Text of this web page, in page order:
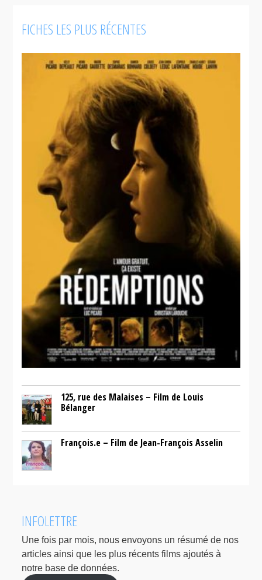
FICHES LES PLUS RÉCENTES
125, rue des Malaises – Film de Louis
Bélanger
François.e – Film de Jean-François Asselin
INFOLETTRE
Une fois par mois, nous envoyons un résumé de nos
articles ainsi que les plus récents films ajoutés à
notre base de données.